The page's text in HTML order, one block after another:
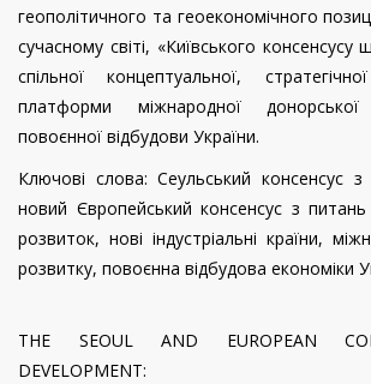
геополітичного та геоекономічного
сучасному світі, «Київського
спільної концептуальної,
платформи міжнародної
повоєнної відбудови України.
Ключові слова: Сеульський консенсус
новий Європейський консенсус з
розвиток, нові індустріальні країни,
розвитку, повоєнна відбудова економіки
THE SEOUL AND EUROPEAN
DEVELOPMENT: